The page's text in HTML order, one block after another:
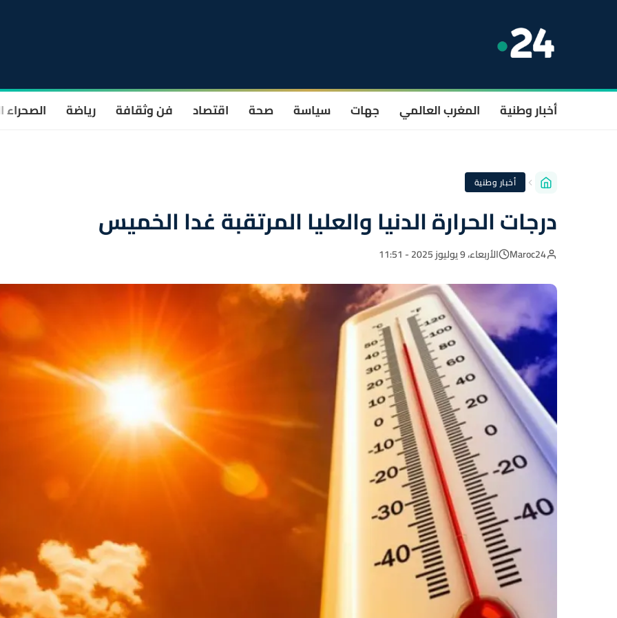
أخبار وطنية المغرب العالمي جهات سياسة صحة اقتصاد فن وثقافة رياضة الصحراء
أخبار وطنية
درجات الحرارة الدنيا والعليا المرتقبة غدا الخميس
Maroc24 الأربعاء، 9 يوليوز 2025 - 11:51